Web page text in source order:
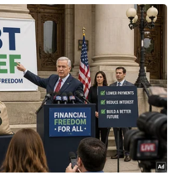
minh đối tượng giả mạo văn
quy định.
2, trên mạng xã hội xuất hiện
ngày 17/2/2021 do Giám đốc
tạo tỉnh Đắk Lắk ký ban
đồng ý cho trẻ mầm non, học
viên trong các cơ sở giáo
trên địa bàn tỉnh tiếp tục
Tết Nguyên đán đến hết